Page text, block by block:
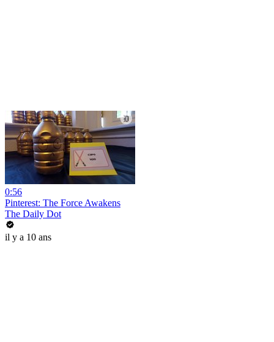
0:56
Pinterest: The Force Awakens
The Daily Dot
il y a 10 ans